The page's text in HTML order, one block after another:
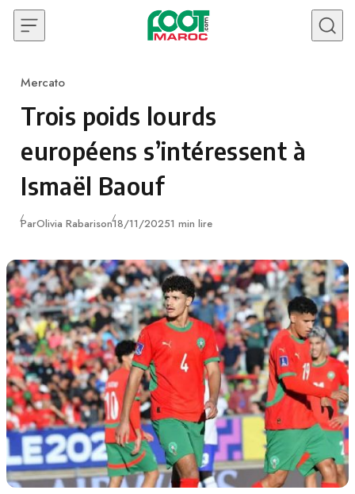
Skip to content
Category
Mercato
Trois poids lourds
européens s’intéressent à
Ismaël Baouf
ParOlivia RabarisonPublié
18/11/20251 min lire